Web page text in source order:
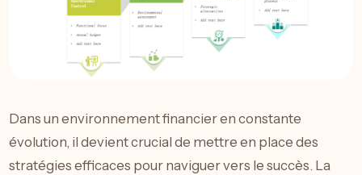
Dans un environnement financier en constante
évolution, il devient crucial de mettre en place des
stratégies efficaces pour naviguer vers le succès. La